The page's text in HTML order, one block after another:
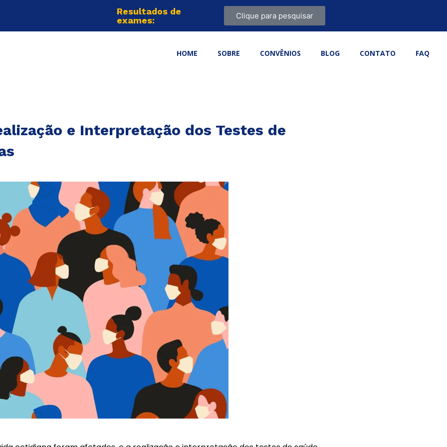
Resultados de
exames:
Clique para pesquisar
HOME SOBRE CONVÊNIOS BLOG CONTATO FAQ
e Interpretação dos Testes de